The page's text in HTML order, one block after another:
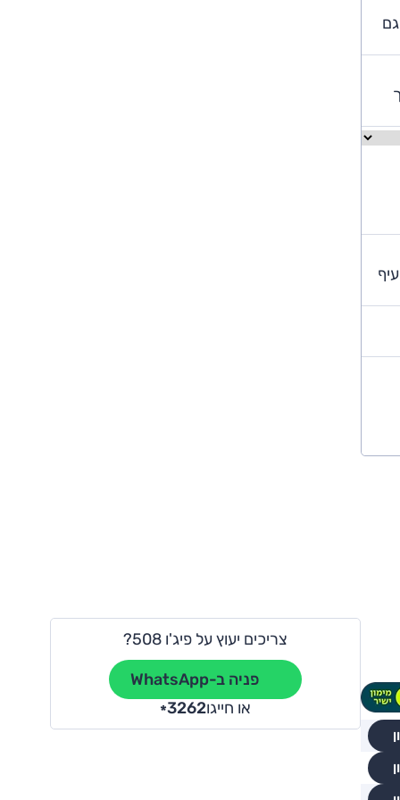
צריכים יעוץ על פיג'ו 508?
פניה ב-WhatsApp
או חייגו
*3262